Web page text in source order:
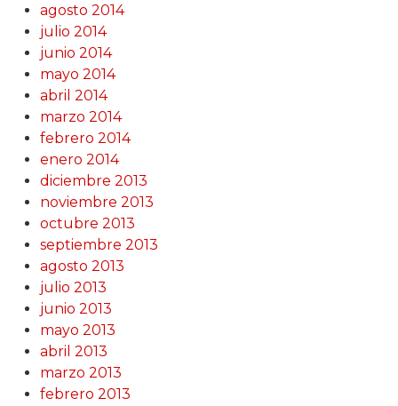
agosto 2014
julio 2014
junio 2014
mayo 2014
abril 2014
marzo 2014
febrero 2014
enero 2014
diciembre 2013
noviembre 2013
octubre 2013
septiembre 2013
agosto 2013
julio 2013
junio 2013
mayo 2013
abril 2013
marzo 2013
febrero 2013